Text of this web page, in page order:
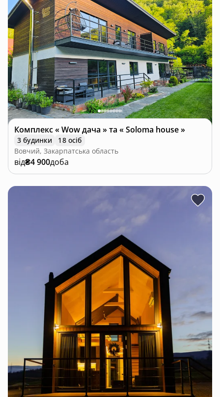
Комплекс « Wow дача » та « Soloma house »
3 будинки
18 осіб
Вовчий, Закарпатська область
від₴4 900доба